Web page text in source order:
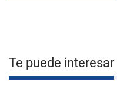
Te puede interesar